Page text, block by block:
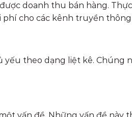
doanh thu bán hàng.
phí cho các kênh truyền thông
yếu theo dạng liệt kê. Chúng